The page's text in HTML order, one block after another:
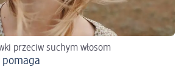
przeciw suchym włosom
pomaga